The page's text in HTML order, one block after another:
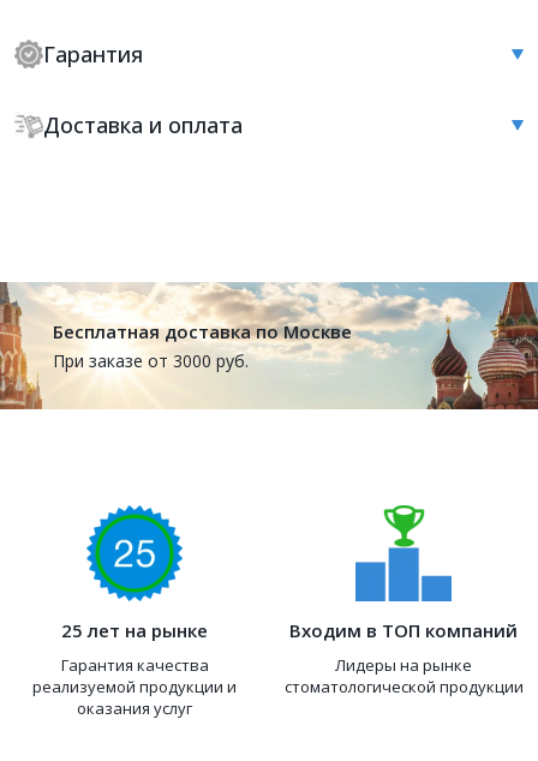
Гарантия
Доставка и оплата
Бесплатная доставка по Москве
При заказе от 3000 руб.
25 лет на рынке
Гарантия качества
реализуемой продукции и
оказания услуг
Входим в ТОП компаний
Лидеры на рынке
стоматологической продукции